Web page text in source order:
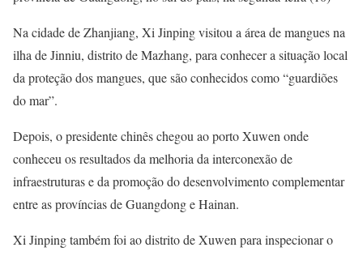
Na cidade de Zhanjiang, Xi Jinping visitou a área de mangues na
ilha de Jinniu, distrito de Mazhang, para conhecer a situação local
da proteção dos mangues, que são conhecidos como “guardiões
do mar”.
Depois, o presidente chinês chegou ao porto Xuwen onde
conheceu os resultados da melhoria da interconexão de
infraestruturas e da promoção do desenvolvimento complementar
entre as províncias de Guangdong e Hainan.
Xi Jinping também foi ao distrito de Xuwen para inspecionar o